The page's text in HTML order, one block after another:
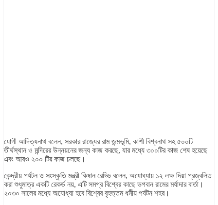
যোগী আদিত্যনাথ বলেন, সরকার রাজ্যের রাম জন্মভূমি, কাশী বিশ্বনাথ সহ ৫০০টি
তীর্থস্থান ও মন্দিরের উন্নয়নের জন্য কাজ করছে, যার মধ্যে ৩০০টির কাজ শেষ হয়েছে
এবং আরও ২০০ টির কাজ চলছে।
কেন্দ্রীয় পর্যটন ও সংস্কৃতি মন্ত্রী কিষান রেড্ডি বলেন, অযোধ্যায় ১২ লক্ষ দিয়া প্রজ্বলিত
করা শুধুমাত্র একটি রেকর্ড নয়, এটি সমগ্র বিশ্বের কাছে ভগবান রামের মর্যাদার বার্তা।
২০৩০ সালের মধ্যে অযোধ্যা হবে বিশ্বের বৃহত্তম ধর্মীয় পর্যটন শহর।